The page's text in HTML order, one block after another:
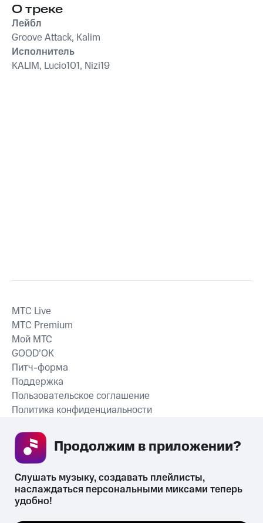
О треке
Лейбл
Groove Attack, Kalim
Исполнитель
KALIM, Lucio101, Nizi19
СКАЧАТЬ ПРИЛОЖЕНИЕ
MTС Live
MTС Premium
Мой МТС
GOOD’OK
Питч-форма
Поддержка
Пользовательское соглашение
Политика конфиденциальности
Слушать музыку, создавать плейлисты,
наслаждаться персональными миксами теперь
удобно!